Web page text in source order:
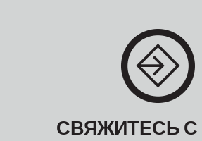
СВЯЖИТЕСЬ